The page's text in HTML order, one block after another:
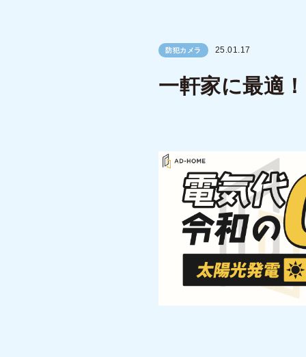
防犯カメラ 25.01.17
一軒家に最適